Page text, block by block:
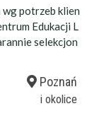
potrzeb klien
Edukacji L
selekcjon
Poznań
i okolice